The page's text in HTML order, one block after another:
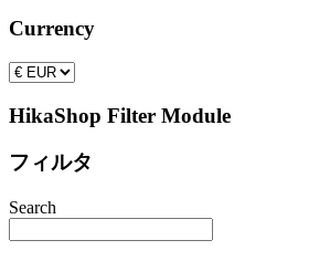
Currency
HikaShop Filter Module
フィルタ
Search